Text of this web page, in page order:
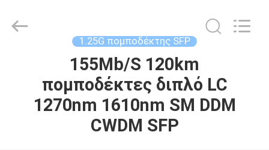
ΠΡΟΪΌΝΤΑ
Rights
1.25G πομποδέκτης SFP
155Mb/S 120km
πομποδέκτες διπλό LC
1270nm 1610nm SM DDM
CWDM SFP